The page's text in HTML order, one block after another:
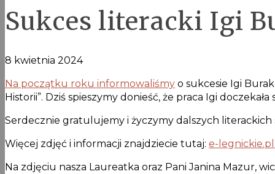
Sukces literacki Igi
8 kwietnia 2024
Na początku roku informowaliśmy o sukcesie Igi
Historii”. Dziś spieszymy donieść, że praca Igi
Serdecznie gratulujemy i życzymy dalszych literackich
Więcej zdjęć i informacji znajdziecie tutaj: e-legnickie.pl
Na zdjęciu nasza Laureatka oraz Pani Janina Mazur,